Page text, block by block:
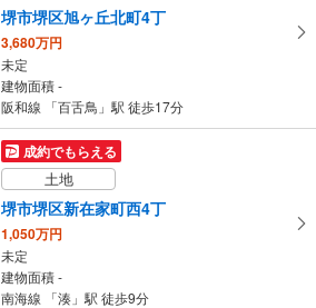
堺市堺区旭ヶ丘北町4丁
3,680万円
未定
建物面積 -
阪和線 「百舌鳥」駅 徒歩17分
成約でもらえる
土地
堺市堺区新在家町西4丁
1,050万円
未定
建物面積 -
南海線 「湊」駅 徒歩9分